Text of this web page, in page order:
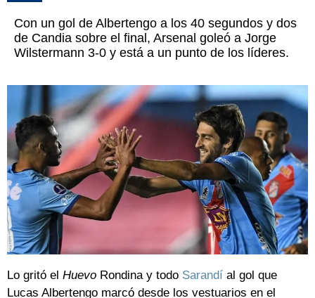
Con un gol de Albertengo a los 40 segundos y dos
de Candia sobre el final, Arsenal goleó a Jorge
Wilstermann 3-0 y está a un punto de los líderes.
Lo gritó el Huevo Rondina y todo Sarandí al gol que
Lucas Albertengo marcó desde los vestuarios en el